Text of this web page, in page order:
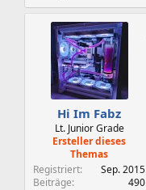
Hi Im Fabz
Lt. Junior Grade
Ersteller dieses
Themas
Registriert
Sep. 2015
Beiträge
490